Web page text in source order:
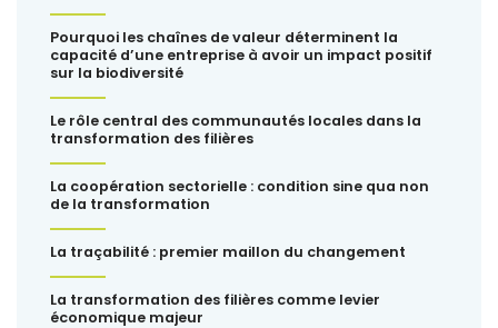
Pourquoi les chaînes de valeur déterminent la
capacité d’une entreprise à avoir un impact positif
sur la biodiversité
Le rôle central des communautés locales dans la
transformation des filières
La coopération sectorielle : condition sine qua non
de la transformation
La traçabilité : premier maillon du changement
La transformation des filières comme levier
économique majeur